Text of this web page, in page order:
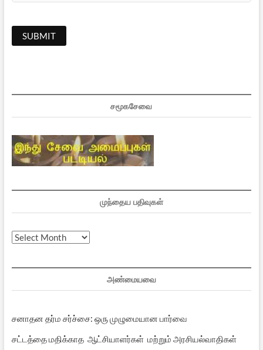
சமூகசேவை
முந்தைய பதிவுகள்
முந்தைய
அண்மையவை
சனாதன தர்ம சர்ச்சை: ஒரு முழுமையான பார்வை
சட்டத்தை மதிக்காத ஆட்சியாளர்கள் மற்றும் அரசியல்வாதிகள்